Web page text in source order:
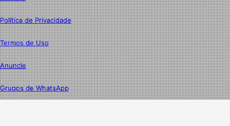
Política de Privacidade
Termos de Uso
Anuncie
Grupos de WhatsApp